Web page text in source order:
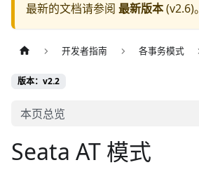
最新的文档请参阅 最新版本(v2.6)。
开发者指南 各事务模式
版本：v2.2
本页总览
Seata AT 模式